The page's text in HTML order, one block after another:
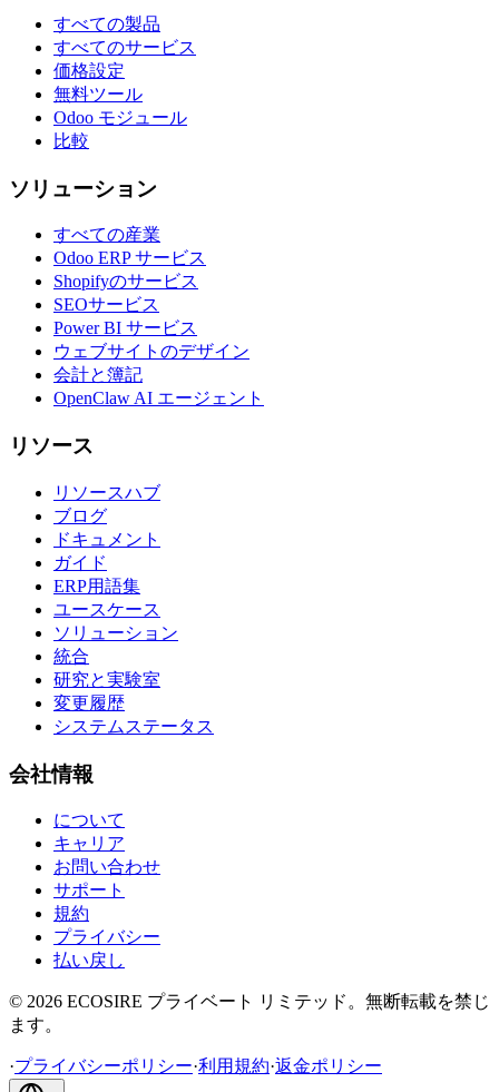
すべての製品
すべてのサービス
価格設定
無料ツール
Odoo モジュール
比較
ソリューション
すべての産業
Odoo ERP サービス
Shopifyのサービス
SEOサービス
Power BI サービス
ウェブサイトのデザイン
会計と簿記
OpenClaw AI エージェント
リソース
リソースハブ
ブログ
ドキュメント
ガイド
ERP用語集
ユースケース
ソリューション
統合
研究と実験室
変更履歴
システムステータス
会社情報
について
キャリア
お問い合わせ
サポート
規約
プライバシー
払い戻し
© 2026 ECOSIRE プライベート リミテッド。無断転載を禁じ
ます。
·プライバシーポリシー·利用規約·返金ポリシー